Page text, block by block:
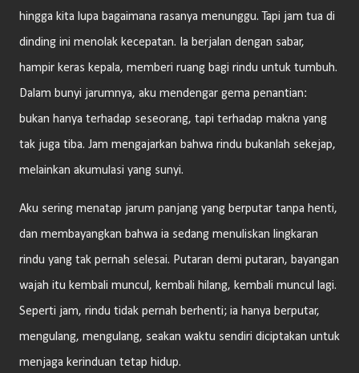
hingga kita lupa bagaimana rasanya menunggu. Tapi jam tua di
dinding ini menolak kecepatan. Ia berjalan dengan sabar,
hampir keras kepala, memberi ruang bagi rindu untuk tumbuh.
Dalam bunyi jarumnya, aku mendengar gema penantian:
bukan hanya terhadap seseorang, tapi terhadap makna yang
tak juga tiba. Jam mengajarkan bahwa rindu bukanlah sekejap,
melainkan akumulasi yang sunyi.
Aku sering menatap jarum panjang yang berputar tanpa henti,
dan membayangkan bahwa ia sedang menuliskan lingkaran
rindu yang tak pernah selesai. Putaran demi putaran, bayangan
wajah itu kembali muncul, kembali hilang, kembali muncul lagi.
Seperti jam, rindu tidak pernah berhenti; ia hanya berputar,
mengulang, mengulang, seakan waktu sendiri diciptakan untuk
menjaga kerinduan tetap hidup.